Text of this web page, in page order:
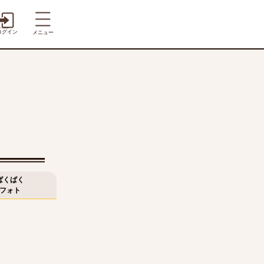
グイン メニュー
くばく
ォト